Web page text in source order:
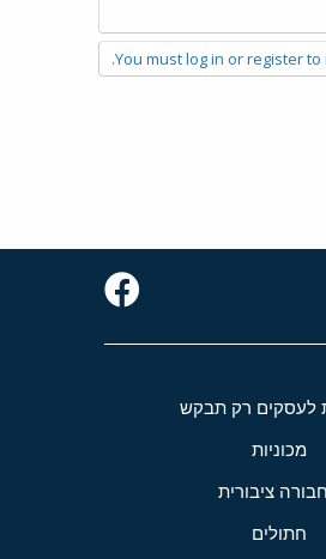
You must log in or register to
לעסקים רק תבקש
מכוניות
ציבורית
חתולים